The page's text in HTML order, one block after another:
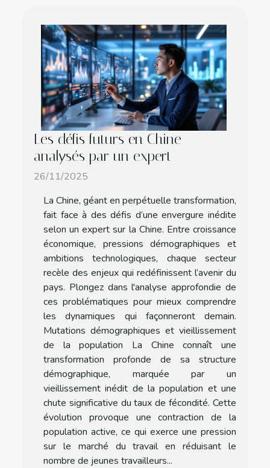
Les défis futurs en Chine
analysés par un expert
26/11/2025
La Chine, géant en perpétuelle transformation,
fait face à des défis d’une envergure inédite
selon un expert sur la Chine. Entre croissance
économique, pressions démographiques et
ambitions technologiques, chaque secteur
recèle des enjeux qui redéfinissent l’avenir du
pays. Plongez dans l'analyse approfondie de
ces problématiques pour mieux comprendre
les dynamiques qui façonneront demain.
Mutations démographiques et vieillissement
de la population La Chine connaît une
transformation profonde de sa structure
démographique, marquée par un
vieillissement inédit de la population et une
chute significative du taux de fécondité. Cette
évolution provoque une contraction de la
population active, ce qui exerce une pression
sur le marché du travail en réduisant le
nombre de jeunes travailleurs...